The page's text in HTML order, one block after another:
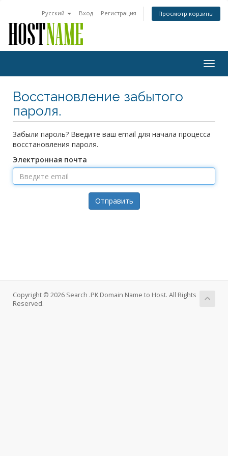
Русский Вход Регистрация Просмотр корзины
Восстановление забытого
пароля.
Забыли пароль? Введите ваш email для начала процесса
восстановления пароля.
Электронная почта
Отправить
Copyright © 2026 Search .PK Domain Name to Host. All Rights
Reserved.